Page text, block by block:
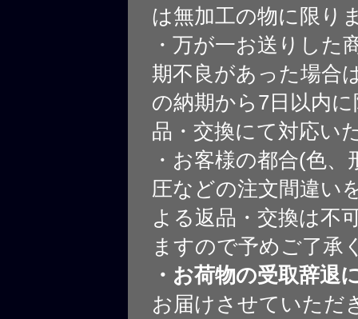
は無加工の物に限り
・万が一お送りした
期不良があった場合
の納期から7日以内
品・交換にて対応い
・お客様の都合(色、
圧などの注文間違い
よる返品・交換は不
ますので予めご了承
・お荷物の受取辞退
お届けさせていただ